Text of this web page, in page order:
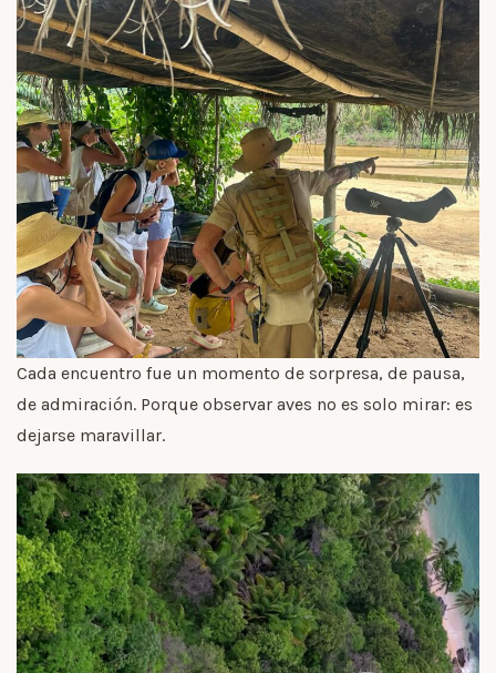
Cada encuentro fue un momento de sorpresa, de pausa,
de admiración. Porque observar aves no es solo mirar: es
dejarse maravillar.